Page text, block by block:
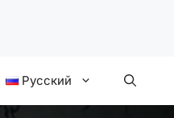
Русский